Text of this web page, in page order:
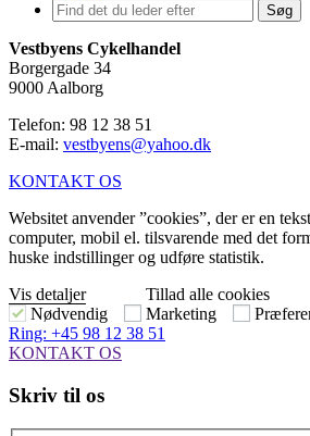
Søg
Vestbyens Cykelhandel
Borgergade 34
9000 Aalborg
Telefon: 98 12 38 51
E-mail: vestbyens@yahoo.dk
KONTAKT OS
Websitet anvender ”cookies”, der er en
computer, mobil el. tilsvarende med det
huske indstillinger og udføre statistik.
Vis detaljer
Tillad alle cookies
Nødvendig Marketing
Ring: +45 98 12 38 51
KONTAKT OS
Skriv til os